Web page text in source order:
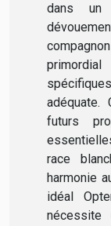
dans un
futurs
race
harmonie
idéal
nécessite